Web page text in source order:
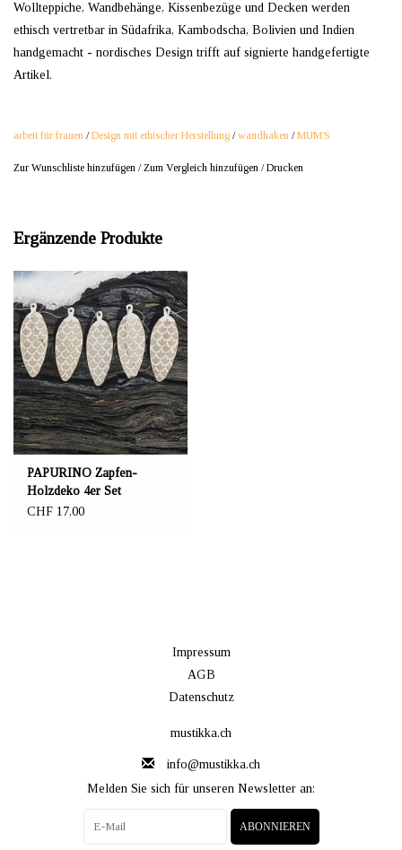
Wollteppiche, Wandbehänge, Kissenbezüge und Decken werden
ethisch vertretbar in Südafrika, Kambodscha, Bolivien und Indien
handgemacht - nordisches Design trifft auf signierte handgefertigte
Artikel.
arbeit für frauen /Design mit ethischer Herstellung /wandhaken /MUM'S
Zur Wunschliste hinzufügen /Zum Vergleich hinzufügen /Drucken
Ergänzende Produkte
PAPURINO Zapfen-
Holzdeko 4er Set
CHF 17,00
Impressum
AGB
Datenschutz
mustikka.ch
info@mustikka.ch
Melden Sie sich für unseren Newsletter an:
ABONNIEREN